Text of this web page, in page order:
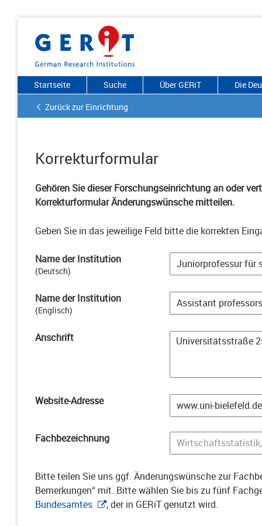
Startseite Suche Über GERiT
Die
Zurück zur Einrichtung
Korrekturformular
Gehören Sie dieser Forschungseinrichtung an oder
Korrekturformular Änderungswünsche mitteilen.
Geben Sie in das jeweilige Feld bitte die korrekten
Name der Institution
(Deutsch)
Name der Institution
(Englisch)
Anschrift
Website-Adresse
Fachbezeichnung
Bitte teilen Sie uns ggf. Änderungswünsche zur
Bemerkungen“ mit. Bitte wählen Sie bis zu fünf
Bundesamtes
, der in GERiT genutzt wird.